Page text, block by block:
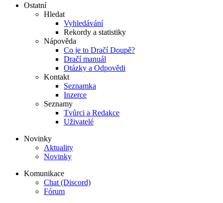
Ostatní
Hledat
Vyhledávání
Rekordy a statistiky
Nápověda
Co je to Dračí Doupě?
Dračí manuál
Otázky a Odpovědi
Kontakt
Seznamka
Inzerce
Seznamy
Tvůrci a Redakce
Uživatelé
Novinky
Aktuality
Novinky
Komunikace
Chat (Discord)
Fórum